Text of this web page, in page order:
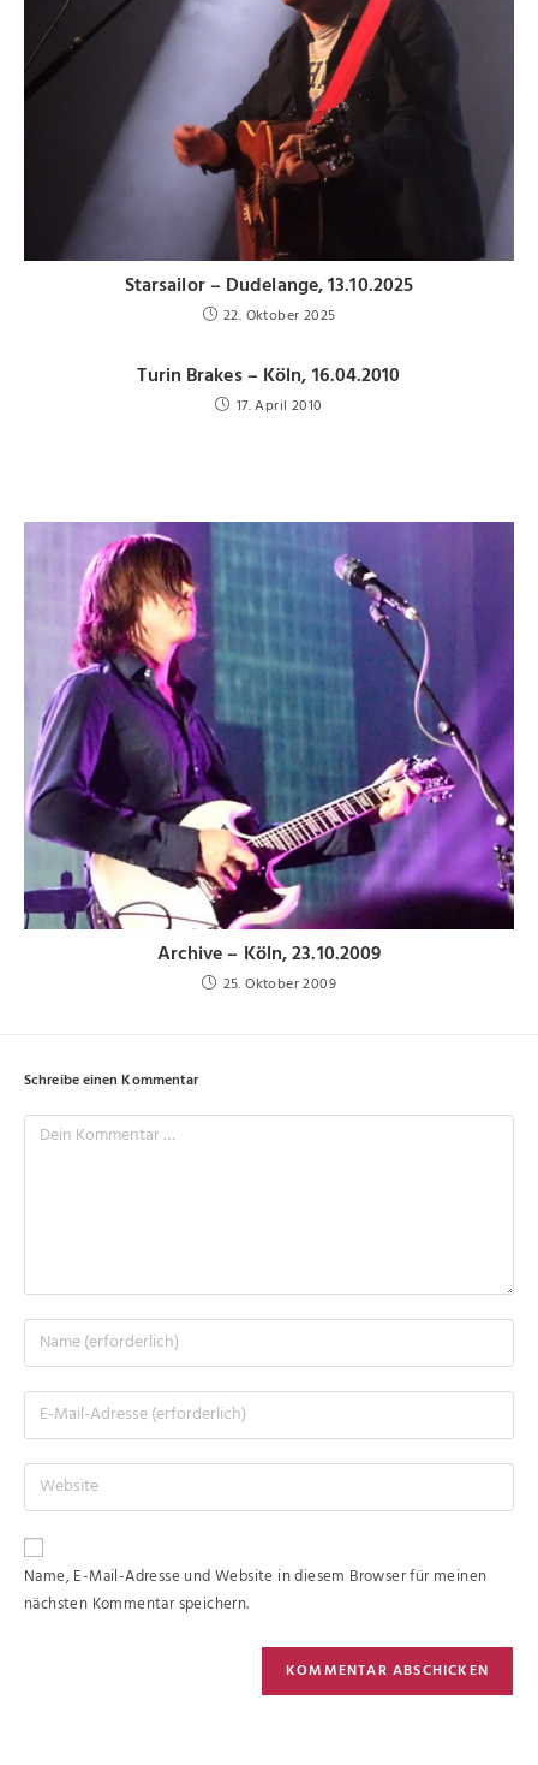
Starsailor – Dudelange, 13.10.2025
22. Oktober 2025
Turin Brakes – Köln, 16.04.2010
17. April 2010
Archive – Köln, 23.10.2009
25. Oktober 2009
Schreibe einen Kommentar
Name, E-Mail-Adresse und Website in diesem Browser für meinen
nächsten Kommentar speichern.